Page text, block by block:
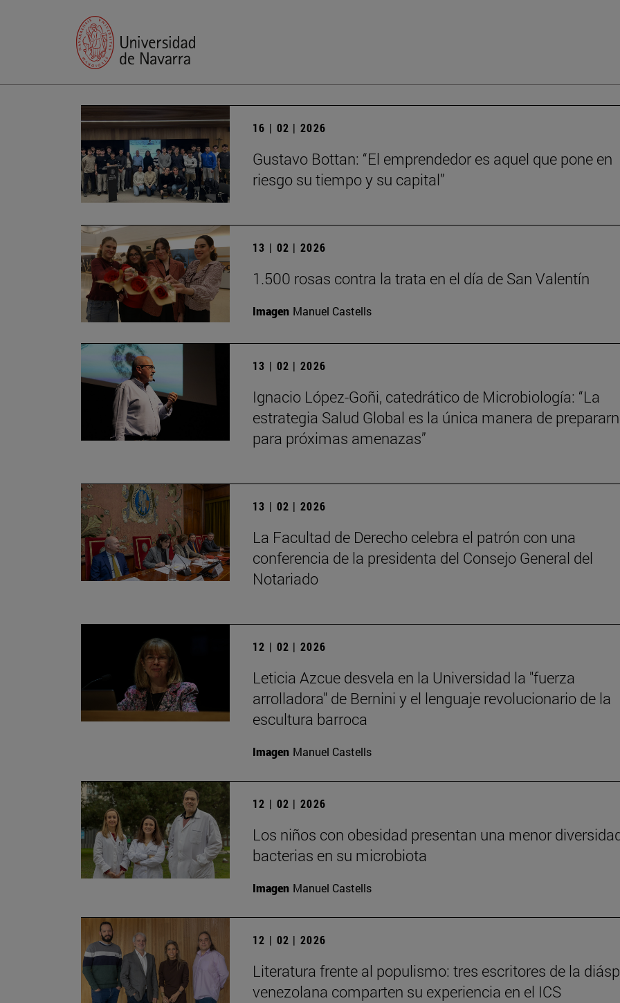
16 | 02 | 2026
Gustavo Bottan: “El emprendedor es aquel que pone en
riesgo su tiempo y su capital”
13 | 02 | 2026
1.500 rosas contra la trata en el día de San Valentín
Imagen Manuel Castells
13 | 02 | 2026
Ignacio López-Goñi, catedrático de Microbiología: “La
estrategia Salud Global es la única manera de
para próximas amenazas”
13 | 02 | 2026
La Facultad de Derecho celebra el patrón con una
conferencia de la presidenta del Consejo General del
Notariado
12 | 02 | 2026
Leticia Azcue desvela en la Universidad la "fuerza
arrolladora" de Bernini y el lenguaje revolucionario de la
escultura barroca
Imagen Manuel Castells
12 | 02 | 2026
Los niños con obesidad presentan una menor
bacterias en su microbiota
Imagen Manuel Castells
12 | 02 | 2026
Literatura frente al populismo: tres escritores de la
venezolana comparten su experiencia en el ICS